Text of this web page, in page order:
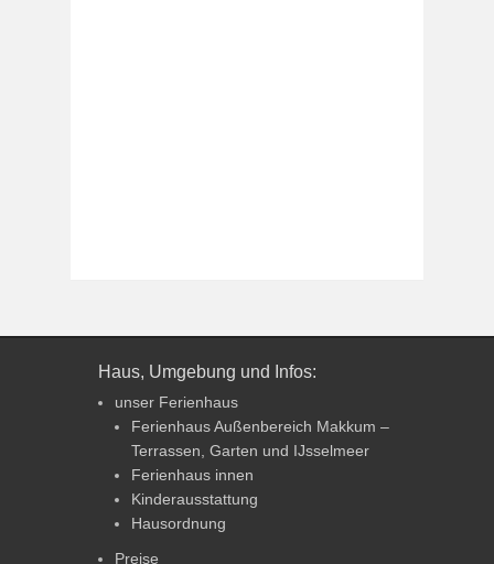
Haus, Umgebung und Infos:
unser Ferienhaus
Ferienhaus Außenbereich Makkum –
Terrassen, Garten und IJsselmeer
Ferienhaus innen
Kinderausstattung
Hausordnung
Preise